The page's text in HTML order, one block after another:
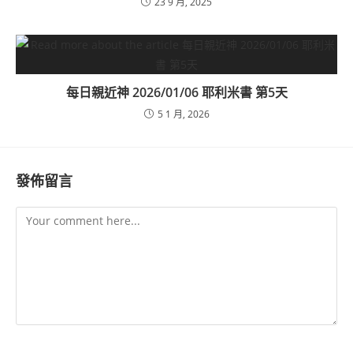
每日親近神 2026/01/06 耶利米書 第5天
5 1 月, 2026
發佈留言